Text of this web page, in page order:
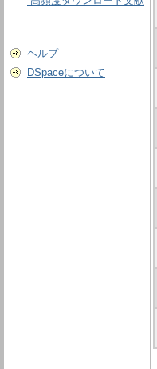
ヘルプ
DSpaceについて